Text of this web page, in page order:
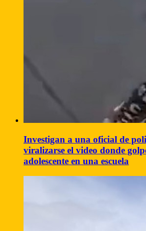
Investigan a una oficial de
viralizarse el video donde
adolescente en una escuela